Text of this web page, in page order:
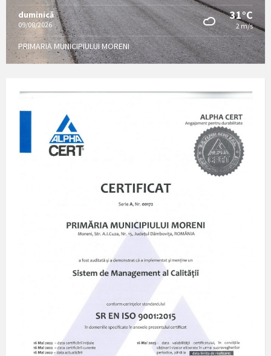
duminică
09/08/2026
31°C
2 m/s
PRIMARIA MUNICIPIULUI MORENI